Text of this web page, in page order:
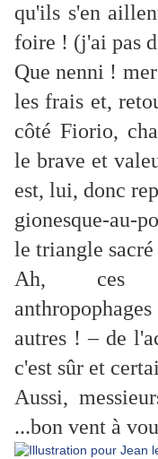
qu'ils s'en
foire ! (j'ai pas
Que nenni !
les frais et,
côté Fiorio,
le brave et
est, lui, donc
gionesque-au-
le triangle
Ah, ces
autres ! – de
c'est sûr et
Aussi,
...bon vent à